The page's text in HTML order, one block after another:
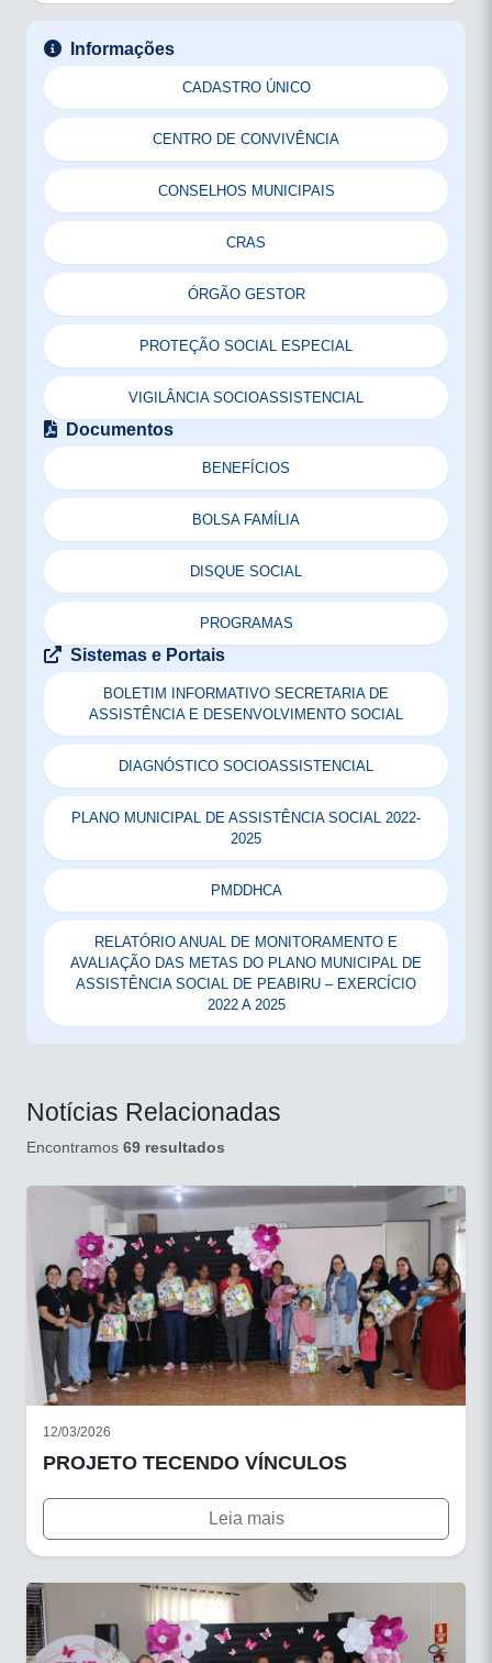
Informações
CADASTRO ÚNICO
CENTRO DE CONVIVÊNCIA
CONSELHOS MUNICIPAIS
CRAS
ÓRGÃO GESTOR
PROTEÇÃO SOCIAL ESPECIAL
VIGILÂNCIA SOCIOASSISTENCIAL
Documentos
BENEFÍCIOS
BOLSA FAMÍLIA
DISQUE SOCIAL
PROGRAMAS
Sistemas e Portais
BOLETIM INFORMATIVO SECRETARIA DE
ASSISTÊNCIA E DESENVOLVIMENTO SOCIAL
DIAGNÓSTICO SOCIOASSISTENCIAL
PLANO MUNICIPAL DE ASSISTÊNCIA SOCIAL 2022-
2025
PMDDHCA
RELATÓRIO ANUAL DE MONITORAMENTO E
AVALIAÇÃO DAS METAS DO PLANO MUNICIPAL DE
ASSISTÊNCIA SOCIAL DE PEABIRU – EXERCÍCIO
2022 A 2025
Notícias Relacionadas
Encontramos 69 resultados
12/03/2026
PROJETO TECENDO VÍNCULOS
Leia mais